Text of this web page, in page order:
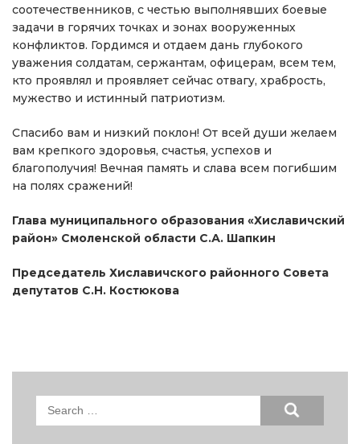
соотечественников, с честью выполнявших боевые
задачи в горячих точках и зонах вооруженных
конфликтов. Гордимся и отдаем дань глубокого
уважения солдатам, сержантам, офицерам, всем тем,
кто проявлял и проявляет сейчас отвагу, храбрость,
мужество и истинный патриотизм.
Спасибо вам и низкий поклон! От всей души желаем
вам крепкого здоровья, счастья, успехов и
благополучия! Вечная память и слава всем погибшим
на полях сражений!
Глава муниципального образования «Хиславичский
район» Смоленской области С.А. Шапкин
Председатель Хиславичского районного Совета
депутатов С.Н. Костюкова
Search